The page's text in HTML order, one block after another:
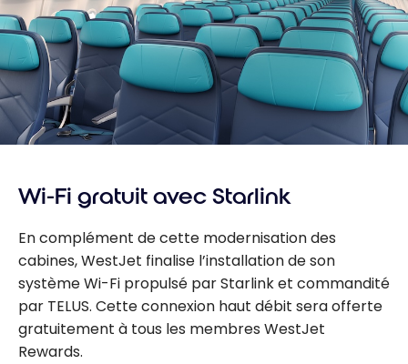
Wi-Fi gratuit avec Starlink
En complément de cette modernisation des
cabines, WestJet finalise l’installation de son
système Wi-Fi propulsé par Starlink et commandité
par TELUS. Cette connexion haut débit sera offerte
gratuitement à tous les membres WestJet
Rewards.